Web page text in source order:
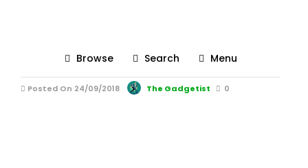
Browse Search Menu
786_The_Gadgetist-2
Posted On 24/09/2018 The Gadgetist 0